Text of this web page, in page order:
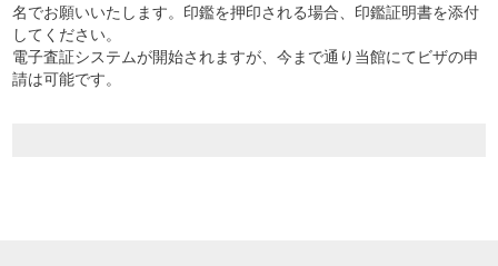
名でお願いいたします。印鑑を押印される場合、印鑑証明書を添付
してください。
電子査証システムが開始されますが、今まで通り当館にてビザの申
請は可能です。